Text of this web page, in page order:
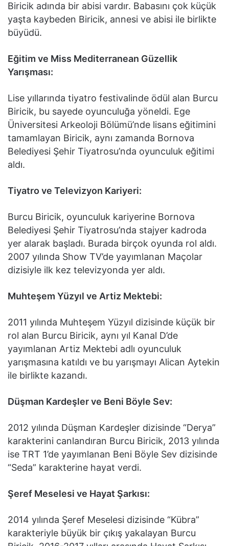
Biricik adında bir abisi vardır. Babasını çok küçük
yaşta kaybeden Biricik, annesi ve abisi ile birlikte
büyüdü.
Eğitim ve Miss Mediterranean Güzellik
Yarışması:
Lise yıllarında tiyatro festivalinde ödül alan Burcu
Biricik, bu sayede oyunculuğa yöneldi. Ege
Üniversitesi Arkeoloji Bölümü’nde lisans eğitimini
tamamlayan Biricik, aynı zamanda Bornova
Belediyesi Şehir Tiyatrosu’nda oyunculuk eğitimi
aldı.
Tiyatro ve Televizyon Kariyeri:
Burcu Biricik, oyunculuk kariyerine Bornova
Belediyesi Şehir Tiyatrosu’nda stajyer kadroda
yer alarak başladı. Burada birçok oyunda rol aldı.
2007 yılında Show TV’de yayımlanan Maçolar
dizisiyle ilk kez televizyonda yer aldı.
Muhteşem Yüzyıl ve Artiz Mektebi:
2011 yılında Muhteşem Yüzyıl dizisinde küçük bir
rol alan Burcu Biricik, aynı yıl Kanal D’de
yayımlanan Artiz Mektebi adlı oyunculuk
yarışmasına katıldı ve bu yarışmayı Alican Aytekin
ile birlikte kazandı.
Düşman Kardeşler ve Beni Böyle Sev:
2012 yılında Düşman Kardeşler dizisinde “Derya”
karakterini canlandıran Burcu Biricik, 2013 yılında
ise TRT 1’de yayımlanan Beni Böyle Sev dizisinde
“Seda” karakterine hayat verdi.
Şeref Meselesi ve Hayat Şarkısı:
2014 yılında Şeref Meselesi dizisinde “Kübra”
karakteriyle büyük bir çıkış yakalayan Burcu